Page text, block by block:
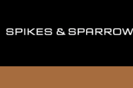
de